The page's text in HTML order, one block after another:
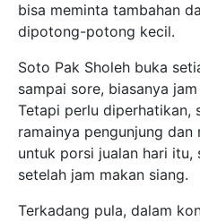
bisa meminta tambahan
dipotong-potong kecil.
Soto Pak Sholeh buka
sampai sore, biasanya
Tetapi perlu diperhatikan,
ramainya pengunjung dan
untuk porsi jualan hari itu,
setelah jam makan siang.
Terkadang pula, dalam